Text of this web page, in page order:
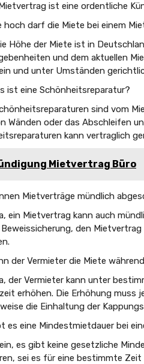
ist eine ordentliche
hoch darf die Miete bei einem
Höhe der Miete ist in
und dem aktuellen
und unter Umständen
ist eine Schönheitsreparatur?
sind vom
Wänden oder das Abschleifen
kann vertraglich
Mietvertrag Büro
Mietverträge mündlich
ein Mietvertrag kann auch
Beweissicherung, den
der Vermieter die Miete
der Vermieter kann unter
erhöhen. Die Erhöhung muss
die Einhaltung der
es eine Mindestmietdauer bei
es gibt keine gesetzliche
sei es für eine bestimmte